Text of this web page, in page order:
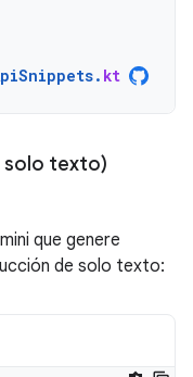
. kt
solo texto)
que genere
de solo texto: